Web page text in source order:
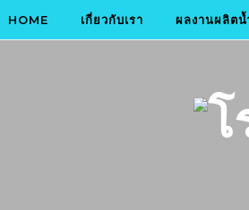
HOME เกี่ยวกับเรา ผลงานผลิตน้